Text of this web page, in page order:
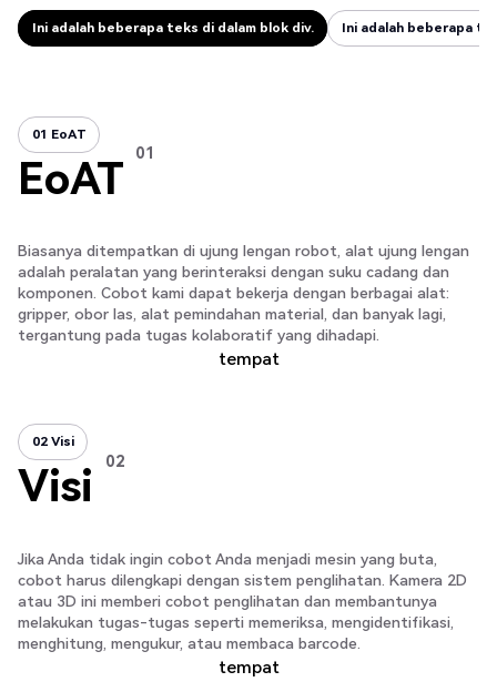
Ini adalah beberapa teks di dalam blok div.
Ini adalah beberapa teks di dalam blok div.
Ini adalah beberapa
Ini adalah beberapa
01 EoAT
01 EoAT
EoAT 01
Biasanya ditempatkan di ujung lengan robot, alat ujung lengan
adalah peralatan yang berinteraksi dengan suku cadang dan
komponen. Cobot kami dapat bekerja dengan berbagai alat:
gripper, obor las, alat pemindahan material, dan banyak lagi,
tergantung pada tugas kolaboratif yang dihadapi.
tempat
02 Visi
02 Visi
Visi 02
Jika Anda tidak ingin cobot Anda menjadi mesin yang buta,
cobot harus dilengkapi dengan sistem penglihatan. Kamera 2D
atau 3D ini memberi cobot penglihatan dan membantunya
melakukan tugas-tugas seperti memeriksa, mengidentifikasi,
menghitung, mengukur, atau membaca barcode.
tempat